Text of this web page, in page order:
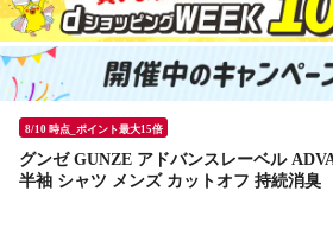
8/10 時点_ポイント最大15倍
グンゼ GUNZE アドバンスレーベル
半袖 シャツ メンズ カットオフ 持続消臭